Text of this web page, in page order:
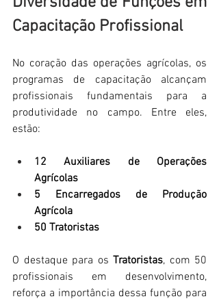
Capacitação Profissional
No coração das operações agrícolas, os
programas de capacitação alcançam
profissionais fundamentais para a
produtividade no campo. Entre eles,
estão:
12 Auxiliares de Operações
Agrícolas
5 Encarregados de Produção
Agrícola
50 Tratoristas
O destaque para os Tratoristas, com 50
profissionais em desenvolvimento,
reforça a importância dessa função para